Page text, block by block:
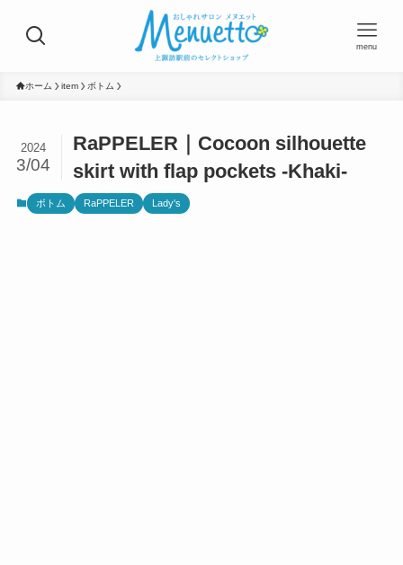
menu
ホーム item ボトム
RaPPELER｜Cocoon silhouette
skirt with flap pockets -Khaki-
2024
3/04
ボトム RaPPELER Lady's